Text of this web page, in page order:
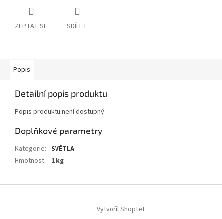
ZEPTAT SE SDÍLET
Popis
Detailní popis produktu
Popis produktu není dostupný
Doplňkové parametry
Kategorie: SVĚTLA
Hmotnost: 1 kg
Vytvořil Shoptet